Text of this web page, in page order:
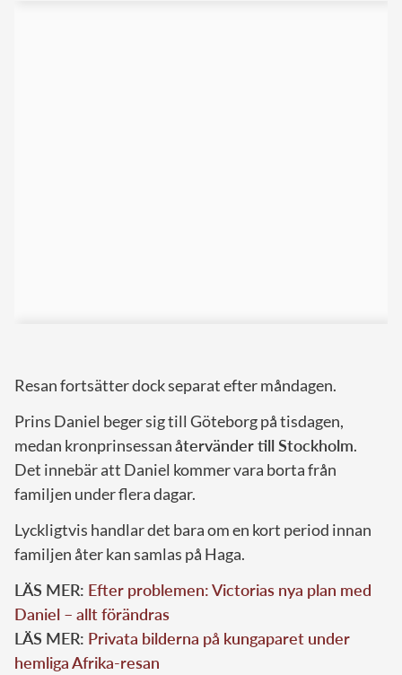
Resan fortsätter dock separat efter måndagen.
Prins Daniel beger sig till Göteborg på tisdagen,
medan kronprinsessanåtervänder till Stockholm.
Det innebär att Daniel kommer vara borta från
familjen under flera dagar.
Lyckligtvis handlar det bara om en kort period innan
familjen åter kan samlas på Haga.
LÄS MER: Efter problemen: Victorias nya plan med
Daniel – allt förändras
LÄS MER: Privata bilderna på kungaparet under
hemliga Afrika-resan